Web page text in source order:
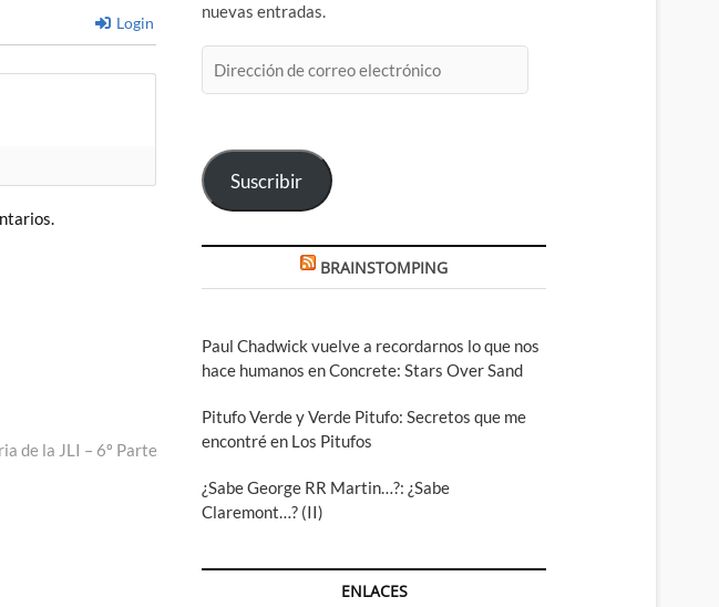
Login
de la JLI – 6º Parte
nuevas entradas.
de
Suscribir
BRAINSTOMPING
Paul Chadwick vuelve a recordarnos lo que nos
hace humanos en Concrete: Stars Over Sand
Pitufo Verde y Verde Pitufo: Secretos que me
encontré en Los Pitufos
¿Sabe George RR Martin…?: ¿Sabe
Claremont…? (II)
ENLACES